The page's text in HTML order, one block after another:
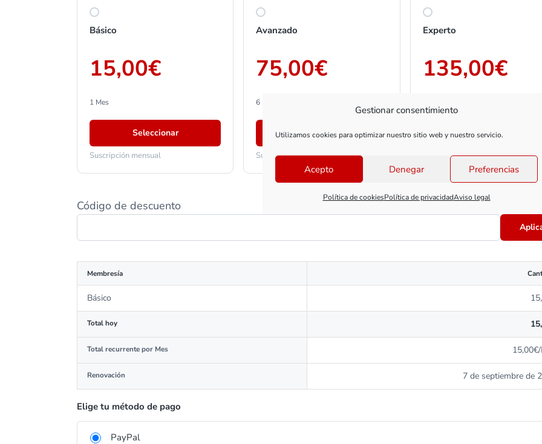
Gestionar consentimiento
Utilizamos cookies para optimizar nuestro sitio web y nuestro servicio.
Acepto Denegar Preferencias
Política de cookiesPolítica de privacidadAviso legal
Básico
15,00€
1 Mes
Seleccionar
Suscripción mensual
Avanzado
75,00€
6 Meses
Seleccionar
Suscripción seis meses
Experto
135,00€
Seleccionar
Suscripción un año
Código de descuento
Membresía
Básico
Total hoy
Total recurrente por Mes
Renovación 7 de septiembre de
Elige tu método de pago
PayPal